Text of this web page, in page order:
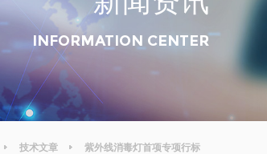
危废鉴定
更多
食品安全检测
洁净度检测
化妆品检测
水资源检测
毒理检测
INFORMATION CENTER
技术文章 紫外线消毒灯首项专项行标